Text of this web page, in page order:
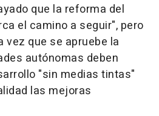
que la reforma del
el camino a seguir", pero
vez que se apruebe la
autónomas deben
"sin medias tintas"
las mejoras